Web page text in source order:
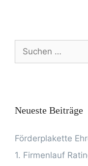
Neueste Beiträge
Förderplakette
1. Firmenlauf